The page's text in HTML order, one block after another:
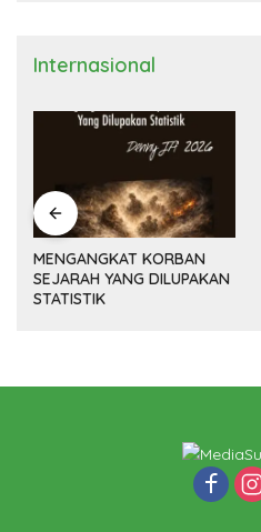
Internasional
MENGANGKAT KORBAN
SEJARAH YANG DILUPAKAN
STATISTIK